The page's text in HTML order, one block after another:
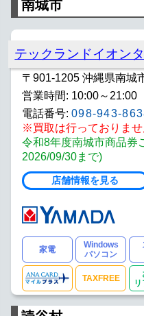
南城市
テックランドイオン
〒901-1205 沖縄県南城
営業時間: 10:00～21:00
電話番号: 098-943-
※買取は行っておりませ
令和8年度南城市商品券
2026/09/30まで)
店舗情報を見る
家電
Windows
パソコン
TAXFREE